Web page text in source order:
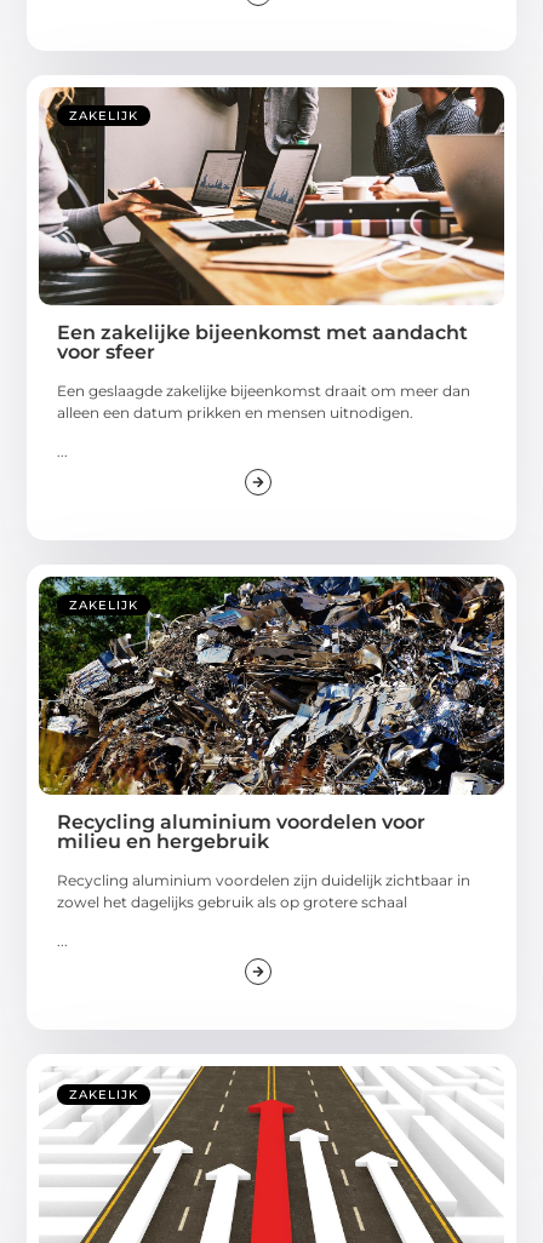
ZAKELIJK
Een zakelijke bijeenkomst met aandacht
voor sfeer
Een geslaagde zakelijke bijeenkomst draait om meer dan
alleen een datum prikken en mensen uitnodigen.
ZAKELIJK
Recycling aluminium voordelen voor
milieu en hergebruik
Recycling aluminium voordelen zijn duidelijk zichtbaar in
zowel het dagelijks gebruik als op grotere schaal
...
ZAKELIJK